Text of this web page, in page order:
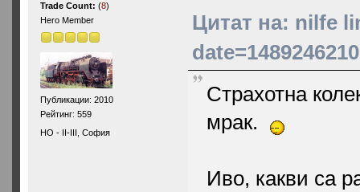
Trade Count:(8)
Hero Member
Публикации: 2010
Рейтинг: 559
HO - II-III, София
Цитат на: nilfe
date=1489246210
Страхотна
мрак.
Иво, какви са